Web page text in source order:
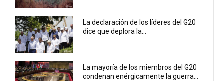
La declaración de los líderes del G20
dice que deplora la...
La mayoría de los miembros del G20
condenan enérgicamente la guerra...